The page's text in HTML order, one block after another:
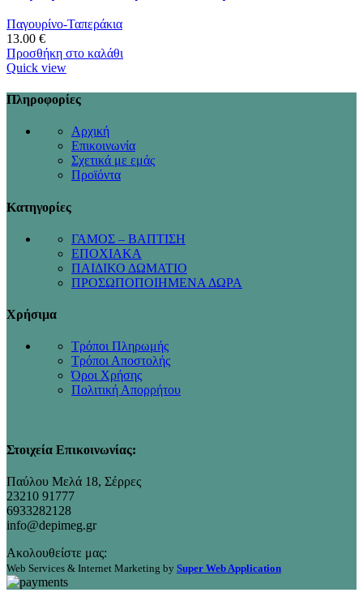
Παγουρίνο-Ταπεράκια
13.00 €
Προσθήκη στο καλάθι
Quick view
Πληροφορίες
Αρχική
Επικοινωνία
Σχετικά με εμάς
Προϊόντα
Κατηγορίες
ΓΑΜΟΣ – ΒΑΠΤΙΣΗ
ΕΠΟΧΙΑΚΑ
ΠΑΙΔΙΚΟ ΔΩΜΑΤΙΟ
ΠΡΟΣΩΠΟΠΟΙΗΜΕΝΑ ΔΩΡΑ
Χρήσιμα
Τρόποι Πληρωμής
Τρόποι Αποστολής
Όροι Χρήσης
Πολιτική Απορρήτου
Στοιχεία Επικοινωνίας:
Παύλου Μελά 18, Σέρρες
23210 91777
6933282128
info@depimeg.gr
Ακολουθείστε μας:
Web Services & Internet Marketing by Super Web Application